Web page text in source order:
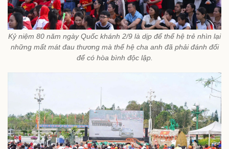
Kỷ niệm 80 năm ngày Quốc khánh 2/9 là dịp để thể hệ trẻ nhìn lại
những mất mát đau thương mà thế hệ cha anh đã phải đánh đối
để có hòa bình độc lập.